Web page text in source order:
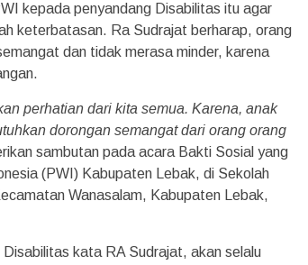
kepada penyandang Disabilitas itu agar
keterbatasan. Ra Sudrajat berharap, orang
dan tidak merasa minder, karena
perhatian dari kita semua. Karena, anak
dorongan semangat dari orang orang
sambutan pada acara Bakti Sosial yang
(PWI) Kabupaten Lebak, di Sekolah
Wanasalam, Kabupaten Lebak,
kata RA Sudrajat, akan selalu